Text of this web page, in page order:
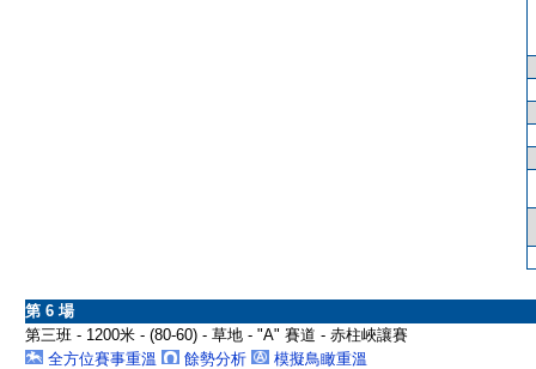
第 6 場
第三班 - 1200米 - (80-60) - 草地 - "A" 賽道 - 赤柱峽讓賽
全方位賽事重溫
餘勢分析
模擬鳥瞰重溫